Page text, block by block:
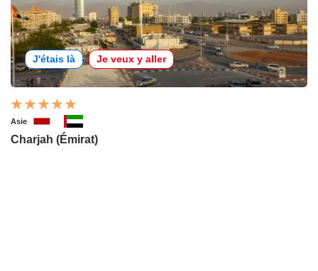
J'étais là Je veux y aller
Asie
Charjah (Émirat)